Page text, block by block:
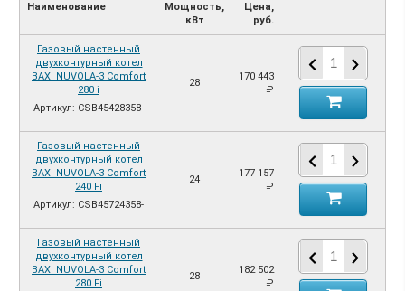
Наименование
Мощность,
кВт
Цена,
руб.
Газовый настенный
двухконтурный котел
BAXI NUVOLA-3 Comfort
280 i
Артикул: CSB45428358-
28
170 443
₽
Газовый настенный
двухконтурный котел
BAXI NUVOLA-3 Comfort
240 Fi
Артикул: CSB45724358-
24
177 157
₽
Газовый настенный
двухконтурный котел
BAXI NUVOLA-3 Comfort
280 Fi
28
182 502
₽